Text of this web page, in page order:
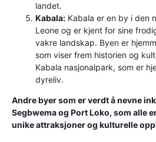
landet.
Kabala: Kabala er en by i den
Leone og er kjent for sine
vakre landskap. Byen er
som viser frem historien og
Kabala nasjonalpark, som er
dyreliv.
Andre byer som er verdt å nevne
Segbwema og Port Loko, som alle
unike attraksjoner og kulturelle